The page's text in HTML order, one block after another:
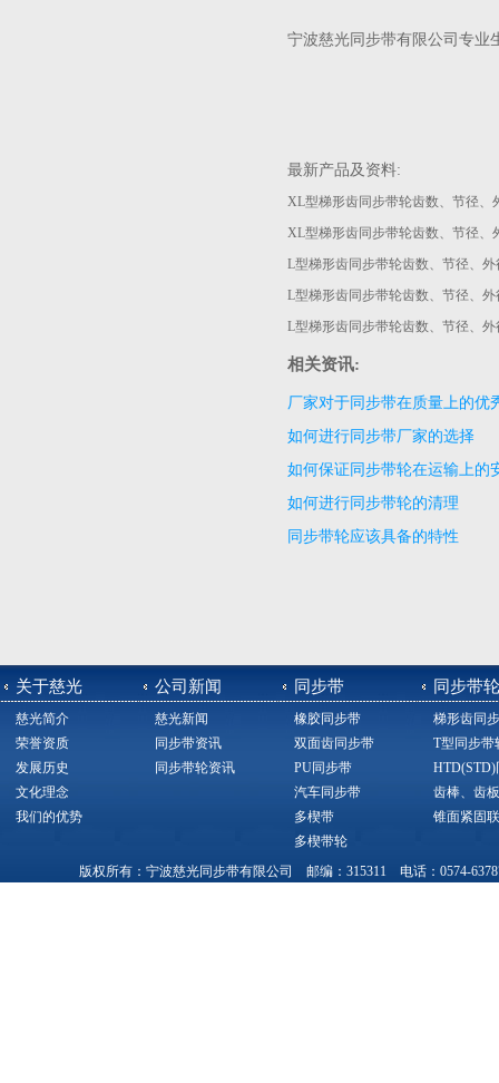
宁波慈光同步带有限公司专业
最新产品及资料:
XL型梯形齿同步带轮齿数、节径、
XL型梯形齿同步带轮齿数、节径、
L型梯形齿同步带轮齿数、节径、外
L型梯形齿同步带轮齿数、节径、外
L型梯形齿同步带轮齿数、节径、外
相关资讯:
厂家对于同步带在质量上的优
如何进行同步带厂家的选择
如何保证同步带轮在运输上的
如何进行同步带轮的清理
同步带轮应该具备的特性
关于慈光
慈光简介
荣誉资质
发展历史
文化理念
我们的优势
公司新闻
慈光新闻
同步带资讯
同步带轮资讯
同步带
橡胶同步带
双面齿同步带
PU同步带
汽车同步带
多楔带
多楔带轮
同步带轮
梯形齿同
T型同步带
齿棒、齿板
锥面紧固
版权所有：宁波慈光同步带有限公司 邮编：315311 电话：0574-